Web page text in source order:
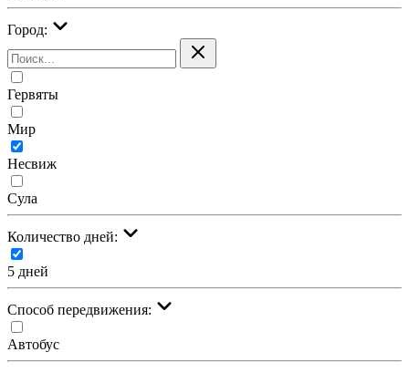
Город:
Гервяты
Мир
Несвиж
Сула
Количество дней:
5 дней
Cпособ передвижения:
Автобус